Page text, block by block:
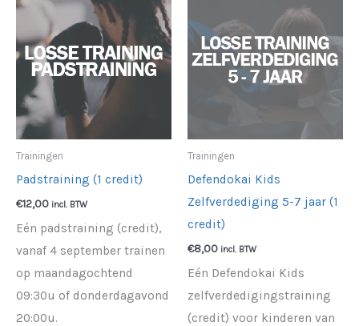
Trainingen
Padstraining (1 credit)
€12,00 incl. BTW
Eén padstraining (credit),
vanaf 4 september trainen
op maandagochtend
09:30u of donderdagavond
20:00u.
Trainingen
Defendokai Kids
Zelfverdediging 5-7 jaar (1
credit)
€8,00 incl. BTW
Eén Defendokai Kids
zelfverdedigingstraining
(credit) voor kinderen van